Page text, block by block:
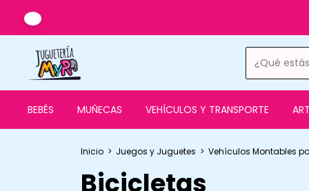
BEBÉS MUÑECAS VEHÍCULOS Y TRANSPORTE
Inicio > Juegos y Juguetes > Vehículos Montables
Bicicletas